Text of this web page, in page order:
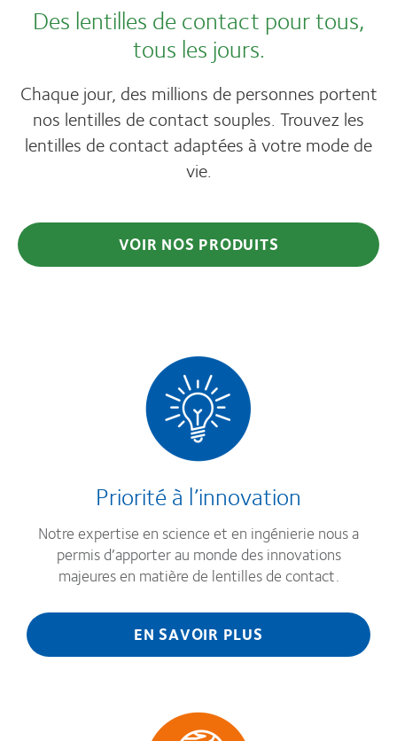
Des lentilles de contact pour tous,
tous les jours.
Chaque jour, des millions de personnes portent
nos lentilles de contact souples. Trouvez les
lentilles de contact adaptées à votre mode de
vie.
VOIR NOS PRODUITS
Priorité à l’innovation
Notre expertise en science et en ingénierie nous a
permis d’apporter au monde des innovations
majeures en matière de lentilles de contact.
EN SAVOIR PLUS